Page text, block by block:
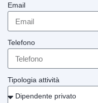
Email
Telefono
Tipologia attività